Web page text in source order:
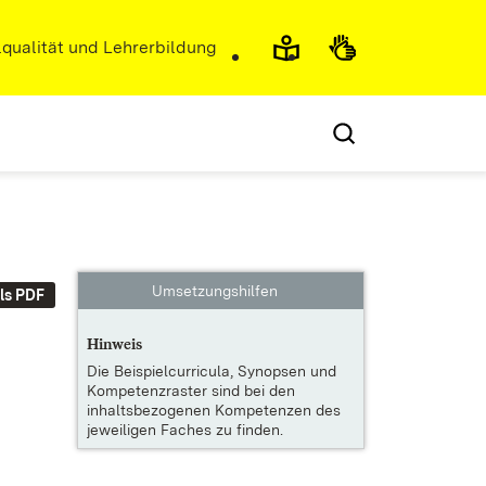
und Lehrerbildung
PDF Umsetzungshilfen
Hinweis
Die Beispielcurricula, Synopsen und
Kompetenzraster sind bei den
inhaltsbezogenen Kompetenzen des
jeweiligen Faches zu finden.